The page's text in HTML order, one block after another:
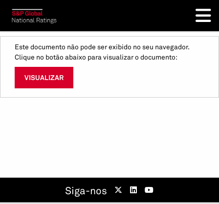
Este documento não pode ser exibido no seu navegador.
Clique no botão abaixo para visualizar o documento:
VISUALIZAR
Siga-nos